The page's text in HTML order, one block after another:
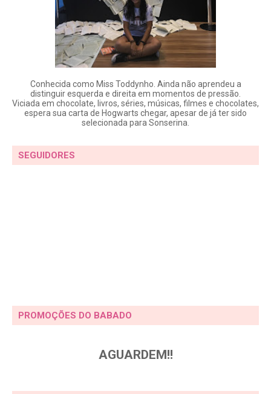
Conhecida como Miss Toddynho. Ainda não aprendeu a
distinguir esquerda e direita em momentos de pressão.
Viciada em chocolate, livros, séries, músicas, filmes e chocolates,
espera sua carta de Hogwarts chegar, apesar de já ter sido
selecionada para Sonserina.
SEGUIDORES
PROMOÇÕES DO BABADO
AGUARDEM!!